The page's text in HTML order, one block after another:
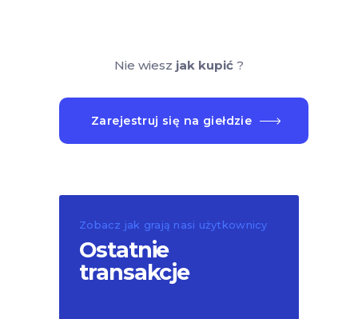
Nie wiesz jak kupić?
Zarejestruj się na giełdzie
Zobacz jak grają nasi użytkownicy
Ostatnie
transakcje